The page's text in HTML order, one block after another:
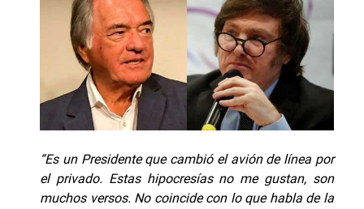
“Es un Presidente que cambió el avión de línea por
el privado. Estas hipocresías no me gustan, son
muchos versos. No coincide con lo que habla de la